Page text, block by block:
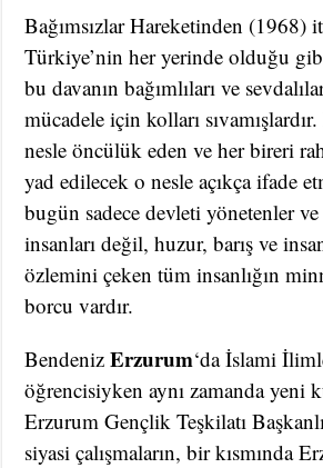
Bağımsızlar Hareketinden (1968)
Türkiye’nin her yerinde olduğu
bu davanın bağımlıları ve
mücadele için kolları
nesle öncülük eden ve her bireri
yad edilecek o nesle açıkça ifade
bugün sadece devleti yönetenler
insanları değil, huzur, barış ve
özlemini çeken tüm insanlığın
borcu vardır.
BendenizErzurum‘da İslami
öğrencisiyken aynı zamanda yeni
Erzurum Gençlik Teşkilatı
siyasi çalışmaların, bir kısmında